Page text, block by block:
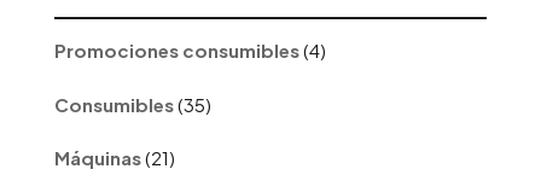
Promociones consumibles 44
productos
Consumibles 35
productos
Máquinas 2121